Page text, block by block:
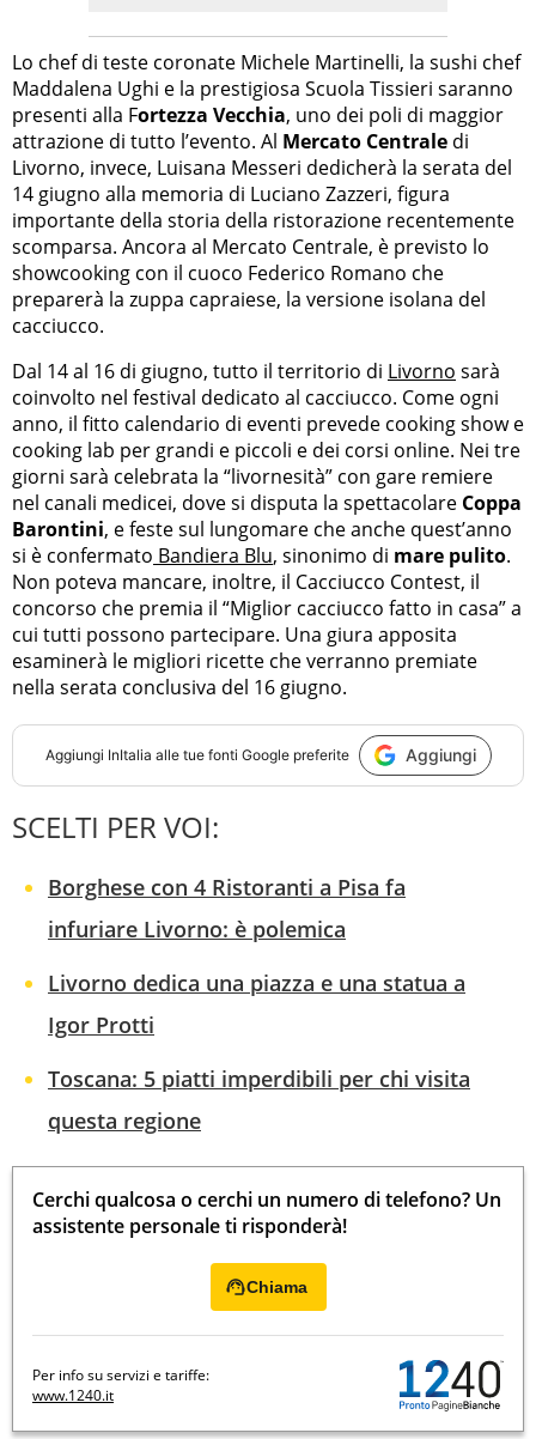
Lo chef di teste coronate Michele Martinelli, la sushi chef
Maddalena Ughi e la prestigiosa Scuola Tissieri saranno
presenti alla Fortezza Vecchia, uno dei poli di maggior
attrazione di tutto l’evento. Al Mercato Centrale di
Livorno, invece, Luisana Messeri dedicherà la serata del
14 giugno alla memoria di Luciano Zazzeri, figura
importante della storia della ristorazione recentemente
scomparsa. Ancora al Mercato Centrale, è previsto lo
showcooking con il cuoco Federico Romano che
preparerà la zuppa capraiese, la versione isolana del
cacciucco.
Dal 14 al 16 di giugno, tutto il territorio di Livorno sarà
coinvolto nel festival dedicato al cacciucco. Come ogni
anno, il fitto calendario di eventi prevede cooking show e
cooking lab per grandi e piccoli e dei corsi online. Nei tre
giorni sarà celebrata la “livornesità” con gare remiere
nel canali medicei, dove si disputa la spettacolare Coppa
Barontini, e feste sul lungomare che anche quest’anno
si è confermato Bandiera Blu, sinonimo di mare pulito.
Non poteva mancare, inoltre, il Cacciucco Contest, il
concorso che premia il “Miglior cacciucco fatto in casa” a
cui tutti possono partecipare. Una giura apposita
esaminerà le migliori ricette che verranno premiate
nella serata conclusiva del 16 giugno.
Aggiungi InItalia alle tue fonti Google preferite Aggiungi
SCELTI PER VOI:
Borghese con 4 Ristoranti a Pisa fa
infuriare Livorno: è polemica
Livorno dedica una piazza e una statua a
Igor Protti
Toscana: 5 piatti imperdibili per chi visita
questa regione
Cerchi qualcosa o cerchi un numero di telefono? Un
assistente personale ti risponderà!
Chiama
Per info su servizi e tariffe:
www.1240.it